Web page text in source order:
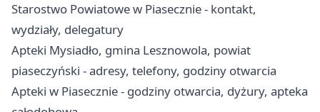
Starostwo Powiatowe w Piasecznie - kontakt,
wydziały, delegatury
Apteki Mysiadło, gmina Lesznowola, powiat
piaseczyński - adresy, telefony, godziny otwarcia
Apteki w Piasecznie - godziny otwarcia, dyżury, apteka